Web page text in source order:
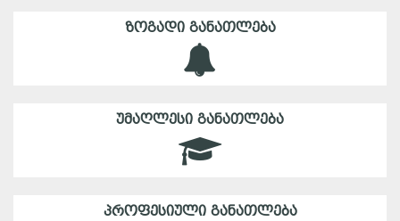
ᲖᲝᲒᲐᲓᲘ ᲒᲐᲜᲐᲗᲚᲔᲑᲐ
ᲣᲛᲐᲦᲚᲔᲡᲘ ᲒᲐᲜᲐᲗᲚᲔᲑᲐ
ᲞᲠᲝᲤᲔᲡᲘᲣᲚᲘ ᲒᲐᲜᲐᲗᲚᲔᲑᲐ